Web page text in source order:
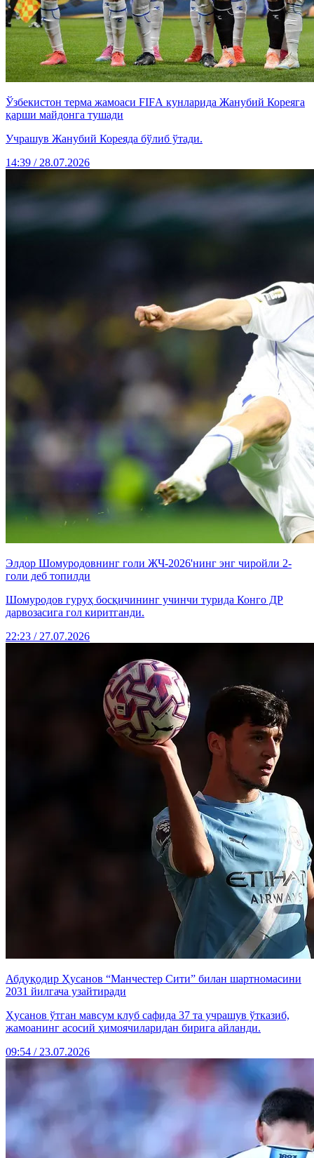
Ўзбекистон терма жамоаси FIFА кунларида Жанубий Кореяга
қарши майдонга тушади
Учрашув Жанубий Кореяда бўлиб ўтади.
14:39 / 28.07.2026
Элдор Шомуродовнинг голи ЖЧ-2026'нинг энг чиройли 2-
голи деб топилди
Шомуродов гуруҳ босқичининг учинчи турида Конго ДР
дарвозасига гол киритганди.
22:23 / 27.07.2026
Абдуқодир Ҳусанов “Манчестер Сити” билан шартномасини
2031 йилгача узайтиради
Ҳусанов ўтган мавсум клуб сафида 37 та учрашув ўтказиб,
жамоанинг асосий ҳимоячиларидан бирига айланди.
09:54 / 23.07.2026